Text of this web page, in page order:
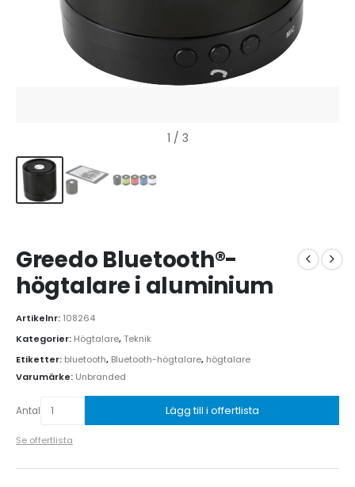
1 / 3
Greedo Bluetooth®-
högtalare i aluminium
Artikelnr: 108264
Kategorier: Högtalare,Teknik
Etiketter: bluetooth, Bluetooth-högtalare, högtalare
Varumärke: Unbranded
Antal Lägg till i offertlista
Se offertlista